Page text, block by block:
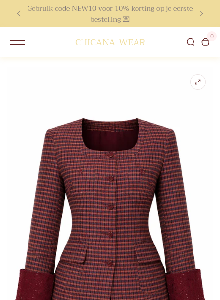
inhoud
Gebruik code NEW10 voor 10% korting op je eerste
bestelling 💌
CHICANA-WEAR 0